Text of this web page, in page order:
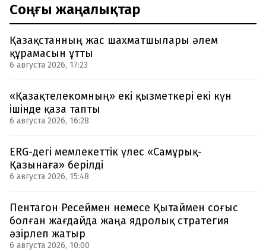
Соңғы жаңалықтар
Қазақстанның жас шахматшылары әлем
құрамасын ұтты
6 августа 2026, 17:23
«Қазақтелекомның» екі қызметкері екі күн
ішінде қаза тапты
6 августа 2026, 16:28
ERG-дегі мемлекеттік үлес «Самұрық-
Қазынаға» берілді
6 августа 2026, 15:48
Пентагон Ресеймен немесе Қытаймен соғыс
болған жағдайда жаңа ядролық стратегия
әзірлеп жатыр
6 августа 2026, 10:00